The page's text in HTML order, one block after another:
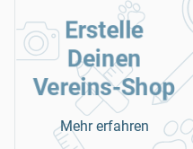
Erstelle
Deinen
Vereins-Shop
Mehr erfahren